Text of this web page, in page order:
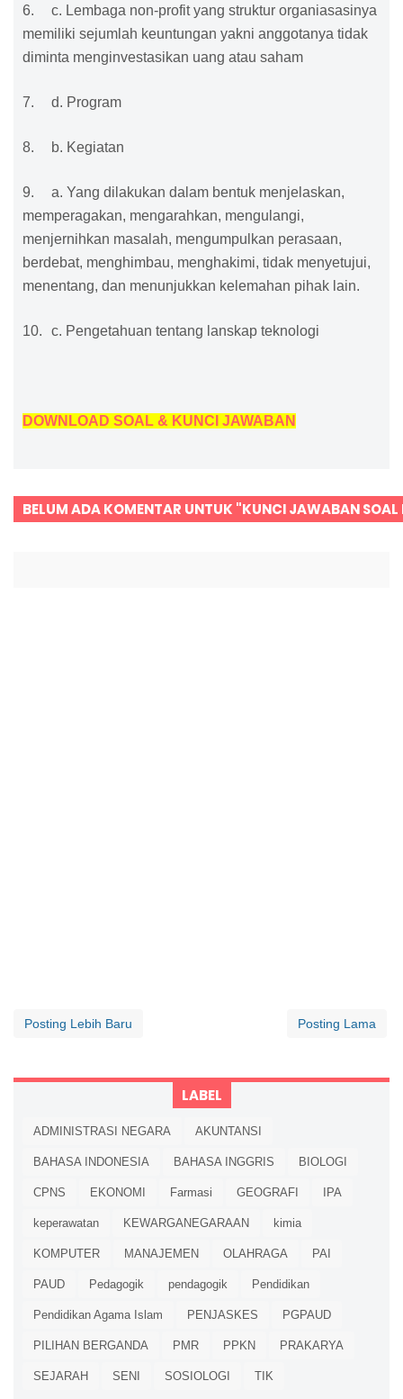
6.
c. Lembaga non-profit yang struktur organiasasinya
memiliki sejumlah keuntungan yakni anggotanya tidak
diminta menginvestasikan uang atau saham
7. d. Program
8. b. Kegiatan
9.
a. Yang dilakukan dalam bentuk menjelaskan,
memperagakan, mengarahkan, mengulangi,
menjernihkan masalah, mengumpulkan perasaan,
berdebat, menghimbau, menghakimi, tidak menyetujui,
menentang, dan menunjukkan kelemahan pihak lain.
10. c. Pengetahuan tentang lanskap teknologi
DOWNLOAD SOAL & KUNCI JAWABAN
BELUM ADA KOMENTAR UNTUK "KUNCI JAWABAN
Posting Lebih Baru Posting Lama
LABEL
ADMINISTRASI NEGARA AKUNTANSI
BAHASA INDONESIA BAHASA INGGRIS BIOLOGI
CPNS EKONOMI Farmasi GEOGRAFI IPA
keperawatan KEWARGANEGARAAN kimia
KOMPUTER MANAJEMEN OLAHRAGA PAI
PAUD Pedagogik pendagogik Pendidikan
Pendidikan Agama Islam PENJASKES PGPAUD
PILIHAN BERGANDA PMR PPKN PRAKARYA
SEJARAH SENI SOSIOLOGI TIK